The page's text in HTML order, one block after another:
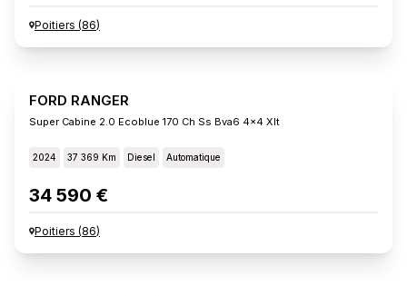
Poitiers (86)
FORD RANGER
Super Cabine 2.0 Ecoblue 170 Ch Ss Bva6 4x4 Xlt
2024 37 369 Km Diesel Automatique
34 590 €
Poitiers (86)